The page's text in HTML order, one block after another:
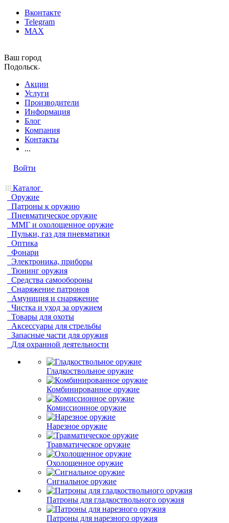
Вконтакте
Telegram
MAX
Ваш город
Подольск
Акции
Услуги
Производители
Информация
Блог
Компания
Контакты
...
Войти
Каталог
Оружие
Патроны к оружию
Пневматическое оружие
ММГ и охолощенное оружие
Пульки, газ для пневматики
Оптика
Фонари
Электроника, приборы
Тюнинг оружия
Средства самообороны
Снаряжение патронов
Амуниция и снаряжение
Чистка и уход за оружием
Товары для охоты
Аксессуары для стрельбы
Запасные части для оружия
Для охранной деятельности
Гладкоствольное оружие
Комбинированное оружие
Комиссионное оружие
Нарезное оружие
Травматическое оружие
Охолощенное оружие
Сигнальное оружие
Патроны для гладкоствольного оружия
Патроны для нарезного оружия